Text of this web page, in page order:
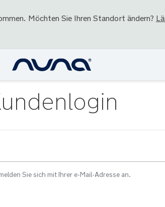
Möchten Sie Ihren Standort ändern?
Sie sich mit Ihrer e-Mail-Adresse an.